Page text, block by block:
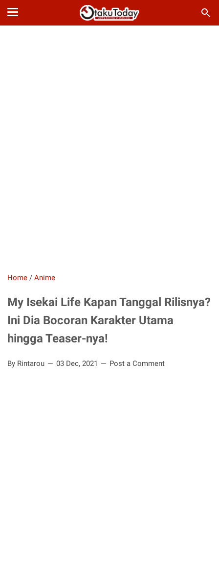
Home / Anime
My Isekai Life Kapan Tanggal Rilisnya?
Ini Dia Bocoran Karakter Utama
hingga Teaser-nya!
By Rintarou 03 Dec, 2021 Post a Comment